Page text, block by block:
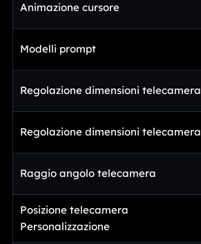
Animazione cursore
Modelli prompt
Regolazione dimensioni telecamera
Regolazione dimensioni telecamera
Raggio angolo telecamera
Posizione telecamera
Personalizzazione